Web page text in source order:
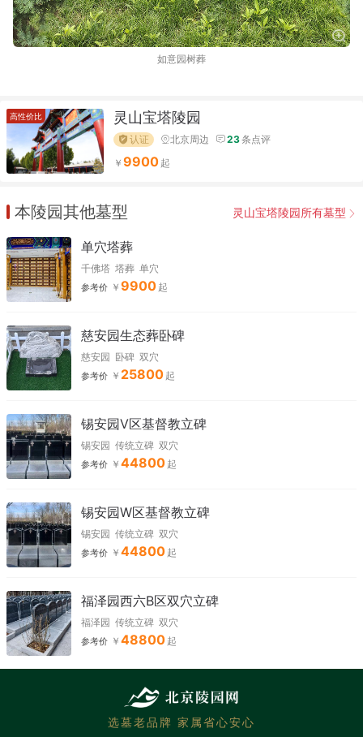
如意园树葬
灵山宝塔陵园
认证 北京周边 23条点评
9900
高性价比
本陵园其他墓型 灵山宝塔陵园所有墓型
单穴塔葬
千佛塔 塔葬 单穴
参考价 9900
慈安园生态葬卧碑
慈安园 卧碑 双穴
参考价 25800
锡安园V区基督教立碑
锡安园 传统立碑 双穴
参考价 44800
锡安园W区基督教立碑
锡安园 传统立碑 双穴
参考价 44800
福泽园西六B区双穴立碑
福泽园 传统立碑 双穴
参考价 48800
选墓老品牌 家属省心安心